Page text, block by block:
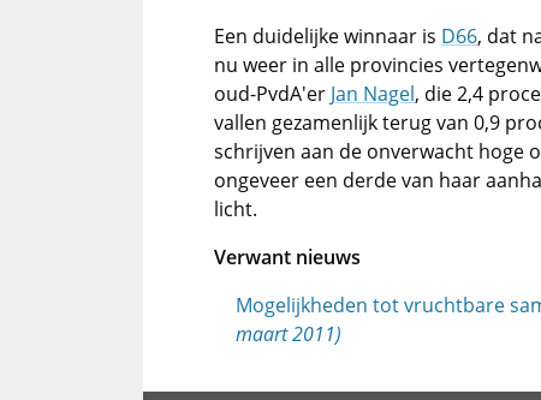
Een duidelijke winnaar is D66, dat
nu weer in alle provincies
oud-PvdA'er Jan Nagel, die 2,4
vallen gezamenlijk terug van 0,9
schrijven aan de onverwacht hoge
ongeveer een derde van haar
licht.
Verwant nieuws
Mogelijkheden tot vruchtbare
maart 2011)